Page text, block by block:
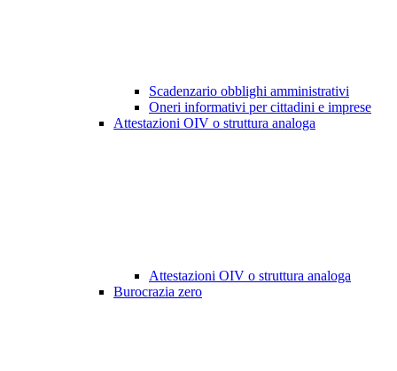
Scadenzario obblighi amministrativi
Oneri informativi per cittadini e imprese
Attestazioni OIV o struttura analoga
Attestazioni OIV o struttura analoga
Burocrazia zero